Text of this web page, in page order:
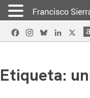
Skip
to
FacebookInstagram
BlueskyLinkedIn
Etiqueta: